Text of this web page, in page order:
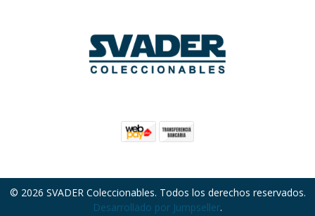
© 2026 SVADER Coleccionables. Todos los derechos reservados.
Desarrollado por Jumpseller.